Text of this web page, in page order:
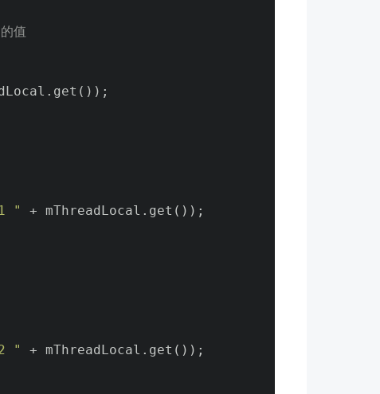
值
"
+ mThreadLocal.get());
"
+ mThreadLocal.get());